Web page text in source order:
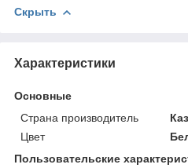
Скрыть
Характеристики
Основные
Страна производитель
Цвет
Пользовательские